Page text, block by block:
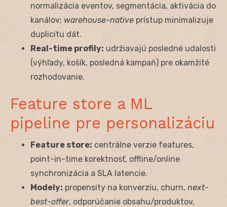
normalizácia eventov, segmentácia, aktivácia do
kanálov; warehouse-native prístup minimalizuje
duplicitu dát.
Real-time profily: udržiavajú posledné udalosti
(výhľady, košík, posledná kampaň) pre okamžité
rozhodovanie.
Feature store a ML
pipeline pre personalizáciu
Feature store: centrálne verzie features,
point-in-time korektnosť, offline/online
synchronizácia a SLA latencie.
Modely: propensity na konverziu, churn, next-
best-offer, odporúčanie obsahu/produktov,